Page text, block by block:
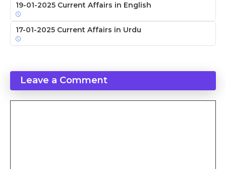
19-01-2025 Current Affairs in English
17-01-2025 Current Affairs in Urdu
Leave a Comment